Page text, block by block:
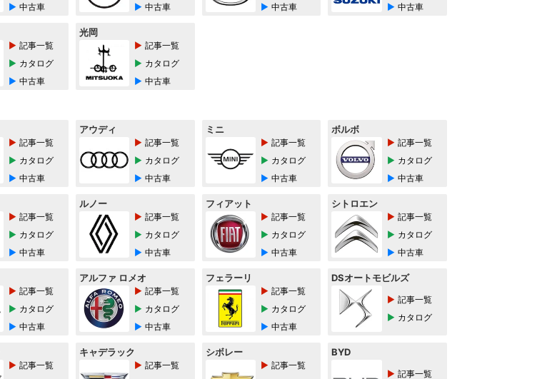
中古車
中古車
中古車
中古車
記事一覧
カタログ
中古車
光岡
記事一覧
カタログ
中古車
記事一覧
カタログ
中古車
アウディ
記事一覧
カタログ
中古車
ミニ
記事一覧
カタログ
中古車
ボルボ
記事一覧
カタログ
中古車
記事一覧
カタログ
中古車
ルノー
記事一覧
カタログ
中古車
フィアット
記事一覧
カタログ
中古車
シトロエン
記事一覧
カタログ
中古車
記事一覧
カタログ
中古車
アルファ ロメオ
記事一覧
カタログ
中古車
フェラーリ
記事一覧
カタログ
中古車
DSオートモビルズ
記事一覧
カタログ
記事一覧
キャデラック
記事一覧
シボレー
記事一覧
BYD
記事一覧